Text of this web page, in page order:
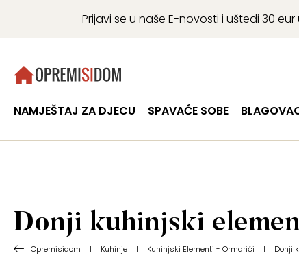
Prijavi se u naše E-novosti i uštedi 30
NAMJEŠTAJ ZA DJECU SPAVAĆE SOBE
Donji kuhinjski
Opremisidom | Kuhinje | Kuhinjski Elementi - Ormarići | Donji